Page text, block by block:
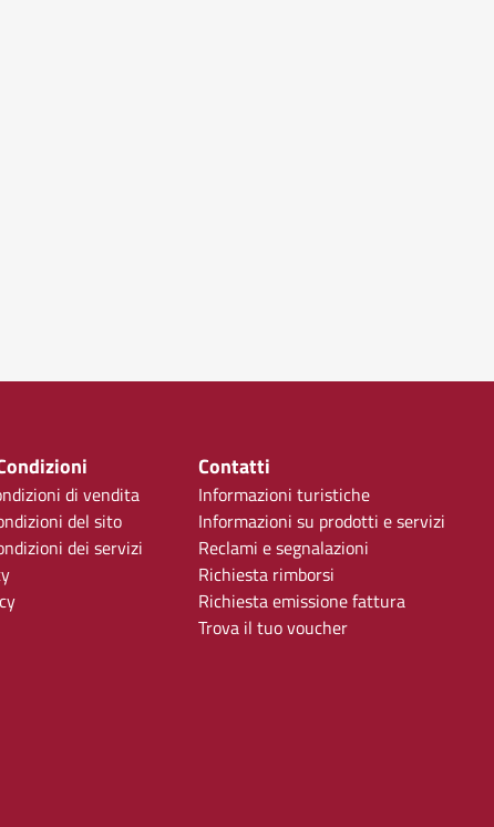
di vendita
del sito
dei servizi
Contatti
Informazioni turistiche
Informazioni su prodotti e servizi
Reclami e segnalazioni
Richiesta rimborsi
Richiesta emissione fattura
Trova il tuo voucher